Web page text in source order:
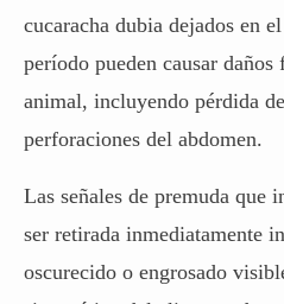
cucaracha dubia dejados en
período pueden causar
animal, incluyendo pérdida
perforaciones del abdomen.
Las señales de premuda que
ser retirada inmediatamente
oscurecido o engrosado